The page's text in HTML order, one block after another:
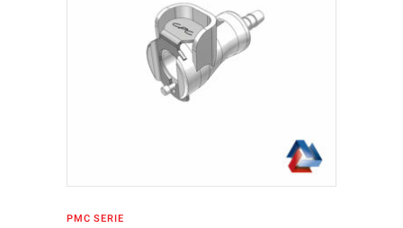
IN DEN WARENKORB
PMC SERIE